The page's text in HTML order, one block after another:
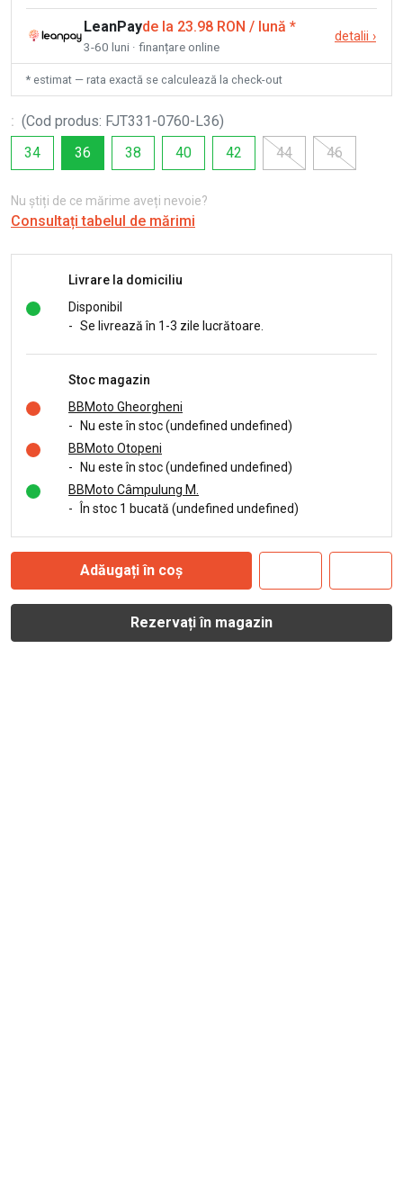
LeanPayde la 23.98 RON / lună *
3-60 luni · finanțare online
detalii ›
* estimat — rata exactă se calculează la check-out
: (Cod produs: FJT331-0760-L36)
34
36 38 40 42 44 46
Nu știți de ce mărime aveți nevoie?
Consultați tabelul de mărimi
Livrare la domiciliu
Disponibil
- Se livrează în 1-3 zile lucrătoare.
Stoc magazin
BBMoto Gheorgheni
-
Nu este în stoc (undefined undefined)
BBMoto Otopeni
-
Nu este în stoc (undefined undefined)
BBMoto Câmpulung M.
-
În stoc 1 bucată (undefined undefined)
Adăugați în coș
Rezervați în magazin